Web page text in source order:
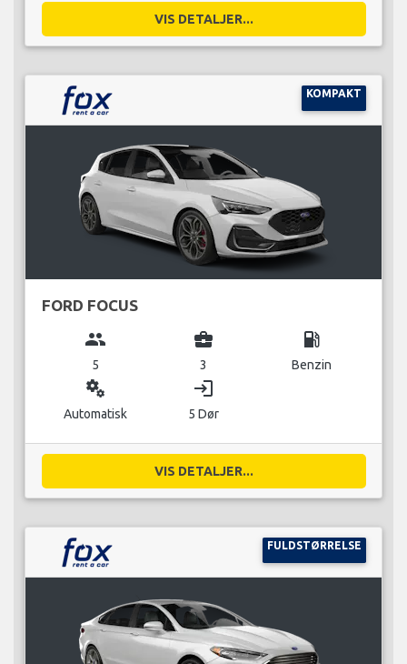
VIS DETALJER...
KOMPAKT
FORD FOCUS
group
5
business_center
3
local_gas_station
Benzin
miscellaneous_services
Automatisk
login
5 Dør
VIS DETALJER...
FULDSTØRRELSE